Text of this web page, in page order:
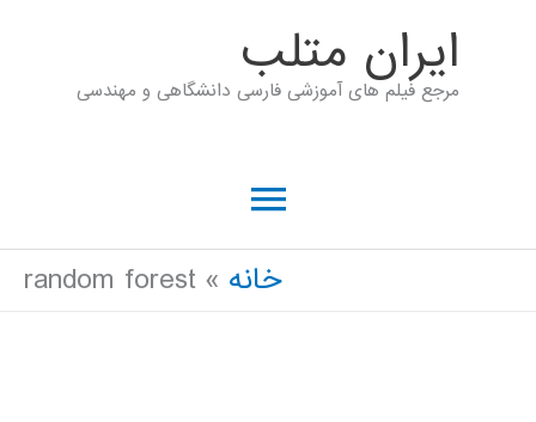
ايران متلب
مرجع فیلم های آموزشی فارسی دانشگاهی و مهندسی
فهرست
اصلی
خانه random forest